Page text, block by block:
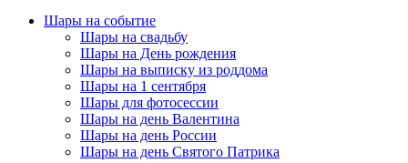
Шары на событие
Шары на свадьбу
Шары на День рождения
Шары на выписку из роддома
Шары на 1 сентября
Шары для фотосессии
Шары на день Валентина
Шары на день России
Шары на день Святого Патрика